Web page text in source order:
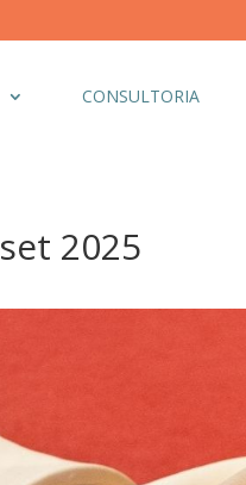
CONSULTORIA
2025